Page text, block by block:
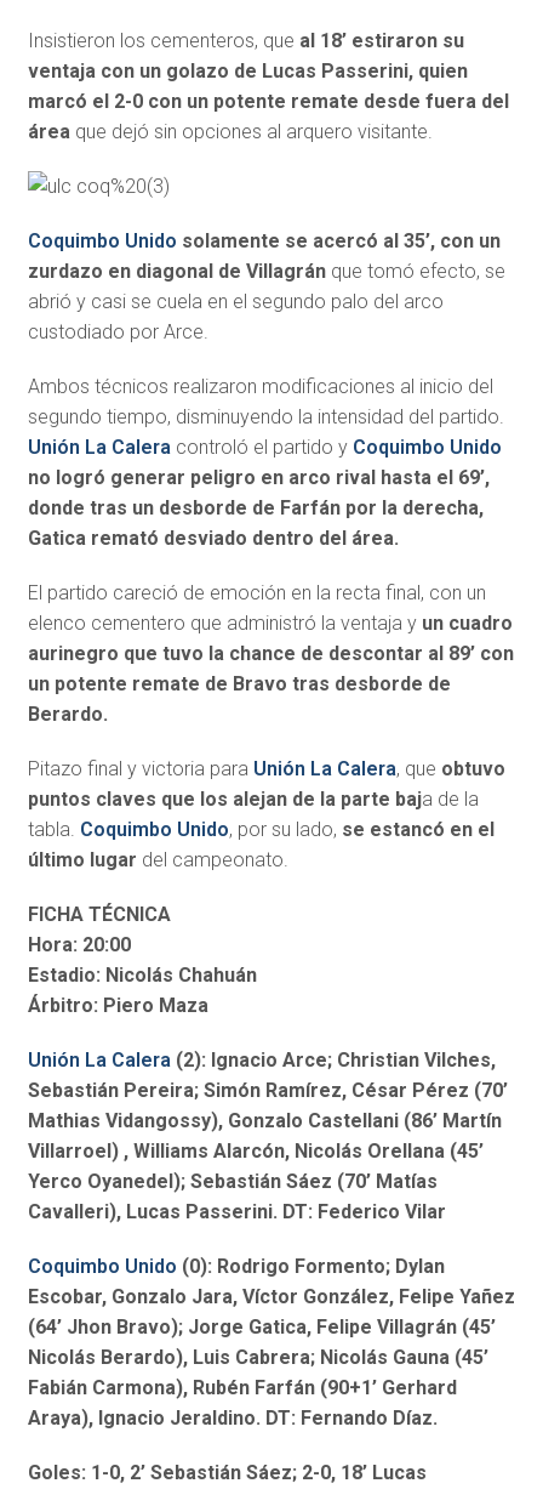
Insistieron los cementeros, que al 18’ estiraron su
ventaja con un golazo de Lucas Passerini, quien
marcó el 2-0 con un potente remate desde fuera del
áreaque dejó sin opciones al arquero visitante.
Coquimbo Unido solamente se acercó al 35’, con un
zurdazo en diagonal de Villagránque tomó efecto, se
abrió y casi se cuela en el segundo palo del arco
custodiado por Arce.
Ambos técnicos realizaron modificaciones al inicio del
segundo tiempo, disminuyendo la intensidad del partido.
Unión La Caleracontroló el partido y Coquimbo Unido
no logró generar peligro en arco rival hasta el 69’,
donde tras un desborde de Farfán por la derecha,
Gatica remató desviado dentro del área.
El partido careció de emoción en la recta final, con un
elenco cementero que administró la ventaja y un cuadro
aurinegro que tuvo la chance de descontar al 89’ con
un potente remate de Bravo tras desborde de
Berardo.
Pitazo final y victoria para Unión La Calera, que obtuvo
puntos claves que los alejan de la parte baja de la
tabla. Coquimbo Unido, por su lado, se estancó en el
último lugar del campeonato.
FICHA TÉCNICA
Hora: 20:00
Estadio: Nicolás Chahuán
Árbitro: Piero Maza
Unión La Calera(2): Ignacio Arce; Christian Vilches,
Sebastián Pereira; Simón Ramírez, César Pérez (70’
Mathias Vidangossy), Gonzalo Castellani (86’ Martín
Villarroel) , Williams Alarcón, Nicolás Orellana (45’
Yerco Oyanedel); Sebastián Sáez (70’ Matías
Cavalleri), Lucas Passerini. DT: Federico Vilar
Coquimbo Unido (0): Rodrigo Formento; Dylan
Escobar, Gonzalo Jara, Víctor González, Felipe Yañez
(64’ Jhon Bravo); Jorge Gatica, Felipe Villagrán (45’
Nicolás Berardo), Luis Cabrera; Nicolás Gauna (45’
Fabián Carmona), Rubén Farfán (90+1’ Gerhard
Araya), Ignacio Jeraldino. DT: Fernando Díaz.
Goles: 1-0, 2’ Sebastián Sáez; 2-0, 18’ Lucas